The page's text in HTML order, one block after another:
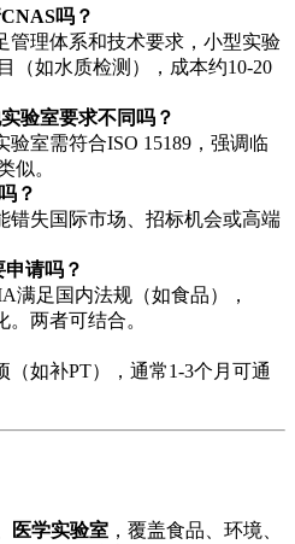
吗？
管理体系和技术要求，小型实验
（如水质检测），成本约10-20
验室要求不同吗？
验室需符合ISO 15189，强调临
似。
？
错失国际市场、招标机会或高端
请吗？
满足国内法规（如食品），
两者可结合。
（如补PT），通常1-3个月可通
医学实验室 ，覆盖食品、环境、